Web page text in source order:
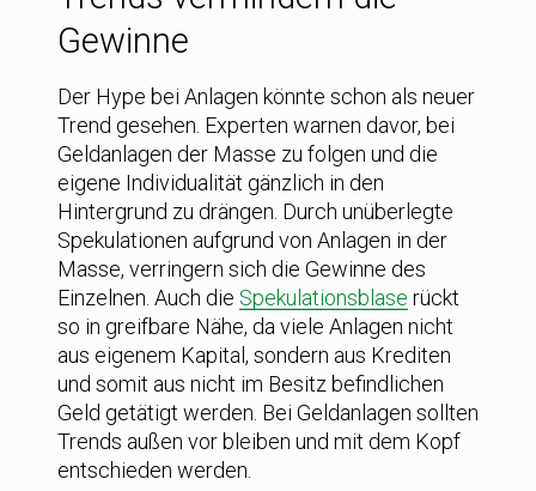
Gewinne
Der Hype bei Anlagen könnte schon als neuer
Trend gesehen. Experten warnen davor, bei
Geldanlagen der Masse zu folgen und die
eigene Individualität gänzlich in den
Hintergrund zu drängen. Durch unüberlegte
Spekulationen aufgrund von Anlagen in der
Masse, verringern sich die Gewinne des
Einzelnen. Auch die Spekulationsblase rückt
so in greifbare Nähe, da viele Anlagen nicht
aus eigenem Kapital, sondern aus Krediten
und somit aus nicht im Besitz befindlichen
Geld getätigt werden. Bei Geldanlagen sollten
Trends außen vor bleiben und mit dem Kopf
entschieden werden.